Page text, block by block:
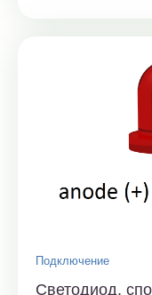
Подключение
Светодиод,